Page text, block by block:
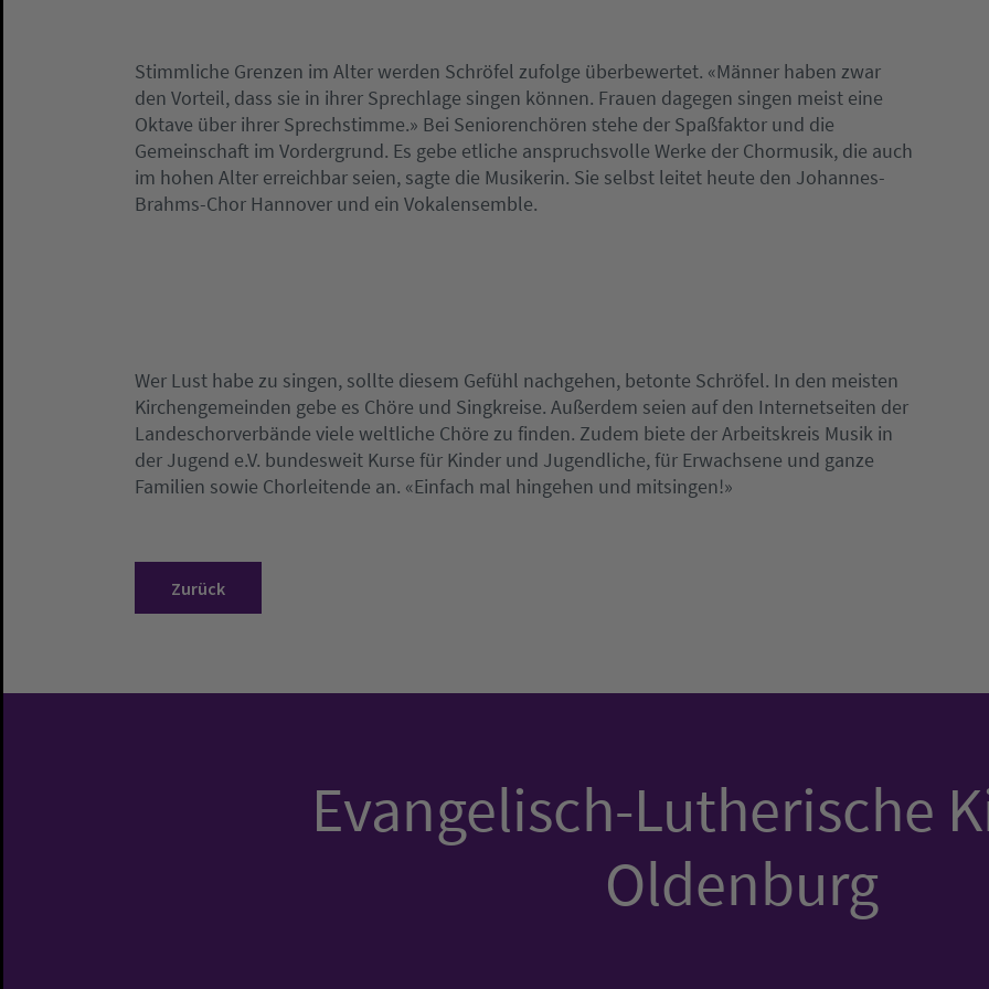
Stimmliche Grenzen im Alter werden Schröfel zufolge überbewertet. «Männer haben zwar
den Vorteil, dass sie in ihrer Sprechlage singen können. Frauen dagegen singen meist eine
Oktave über ihrer Sprechstimme.» Bei Seniorenchören stehe der Spaßfaktor und die
Gemeinschaft im Vordergrund. Es gebe etliche anspruchsvolle Werke der Chormusik, die auch
im hohen Alter erreichbar seien, sagte die Musikerin. Sie selbst leitet heute den Johannes-
Brahms-Chor Hannover und ein Vokalensemble.
Wer Lust habe zu singen, sollte diesem Gefühl nachgehen, betonte Schröfel. In den meisten
Kirchengemeinden gebe es Chöre und Singkreise. Außerdem seien auf den Internetseiten der
Landeschorverbände viele weltliche Chöre zu finden. Zudem biete der Arbeitskreis Musik in
der Jugend e.V. bundesweit Kurse für Kinder und Jugendliche, für Erwachsene und ganze
Familien sowie Chorleitende an. «Einfach mal hingehen und mitsingen!»
Zurück
Evangelisch-Lutherische
Oldenburg